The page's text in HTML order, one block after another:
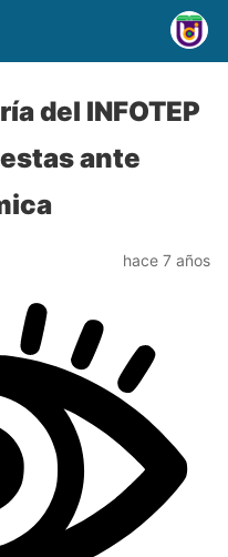
del INFOTEP
ante
hace 7 años